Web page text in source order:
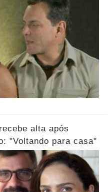
alta após
"Voltando para casa"